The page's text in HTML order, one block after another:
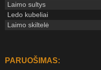
Laimo sultys
Ledo kubeliai
Laimo skiltelė
PARUOŠIMAS: